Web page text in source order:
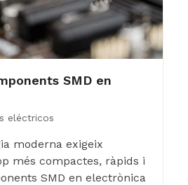
SMD en
eléctricos
moderna exigeix
més compactes, ràpids i
SMD en electrònica